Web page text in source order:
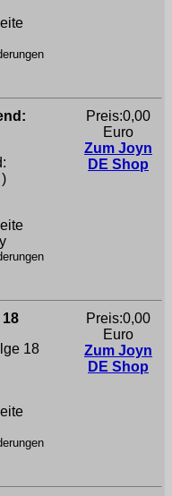
Preis:0,00
Euro
Zum Joyn
DE Shop
18
Preis:0,00
Euro
Zum Joyn
DE Shop